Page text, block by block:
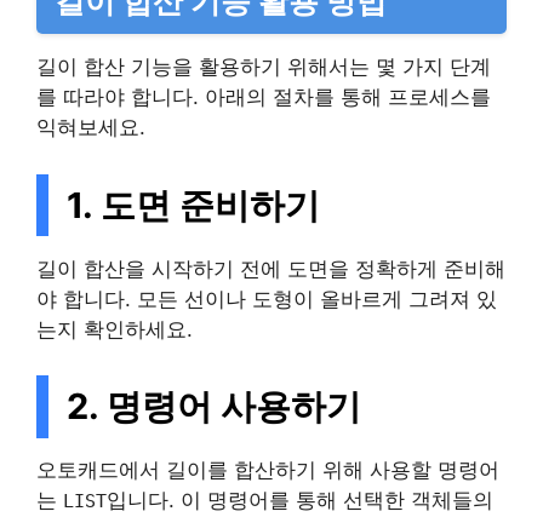
길이 합산 기능을 활용하기 위해서는 몇 가지 단계
를 따라야 합니다. 아래의 절차를 통해 프로세스를
익혀보세요.
1. 도면 준비하기
길이 합산을 시작하기 전에 도면을 정확하게 준비해
야 합니다. 모든 선이나 도형이 올바르게 그려져 있
는지 확인하세요.
2. 명령어 사용하기
오토캐드에서 길이를 합산하기 위해 사용할 명령어
는 LIST입니다. 이 명령어를 통해 선택한 객체들의